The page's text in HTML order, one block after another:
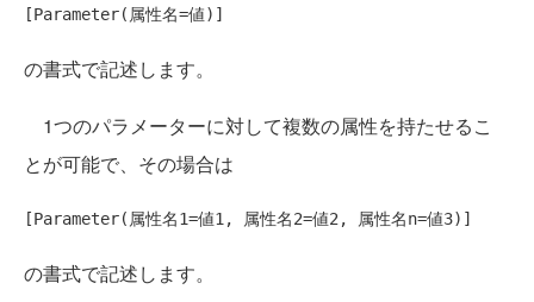
の書式で記述します。
1つのパラメーターに対して複数の属性を持たせるこ
とが可能で、その場合は
の書式で記述します。